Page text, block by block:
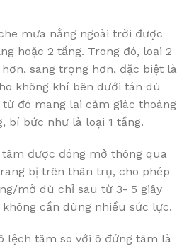
mưa nắng ngoài trời được
hoặc 2 tầng. Trong đó, loại 2
sang trọng hơn, đặc biệt là
không khí bên dưới tán dù
đó mang lại cảm giác thoáng
bí bức như là loại 1 tầng.
được đóng mở thông qua
bị trên thân trụ, cho phép
mở dù chỉ sau từ 3- 5 giây
cần dùng nhiều sức lực.
lệch tâm so với ô đứng tâm là